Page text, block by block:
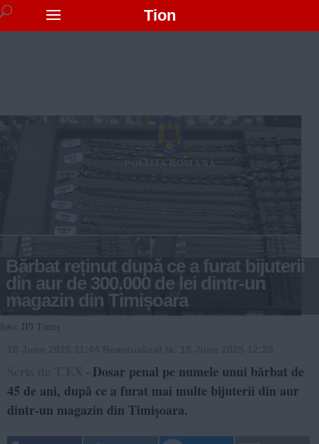
Tion
Bărbat reținut după ce a furat bijuterii
din aur de 300.000 de lei dintr-un
magazin din Timișoara
foto: IPJ Timiș
- Dosar penal pe numele unui bărbat de
45 de ani, după ce a furat mai multe bijuterii din aur
dintr-un magazin din Timișoara.